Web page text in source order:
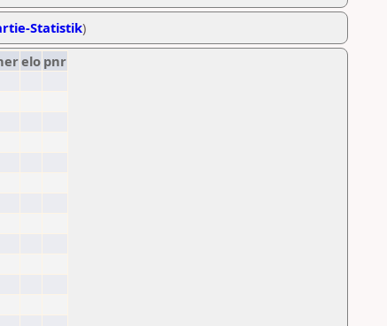
Statistik)
elo pnr